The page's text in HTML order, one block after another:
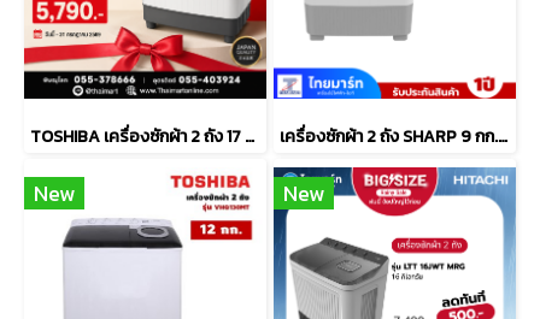
TOSHIBA เครื่องซักผ้า 2 ถัง 17 กิโลกรัม รุ่น VH-Q180MT เครื่องซักผ้า 2 ถัง SHARP 9 กก. รุ่น ES-TW90W
New New